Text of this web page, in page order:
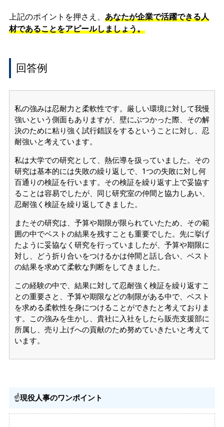
上記のポイントを押さえ、 あなたが企業で活躍できる人
材であることをアピールしましょう。
回答例
私の強みは忍耐力と柔軟性です。厳しい環境に対して我慢
強いという側面もありますが、壁にぶつかった際、その解
決のために粘り強く試行錯誤をするということに対し、忍
耐強いと考えています。
私は大学での研究として、熱伝導を扱っていました。その
研究は基本的には失敗の繰り返しで、1つの失敗に対し何
百通りの検証を行います。その検証を繰り返す上で妥協す
ることは容易でしたが、同じ研究室の仲間と協力しあい、
忍耐強く検証を繰り返してきました。
またその研究は、予算や期限が限られていたため、その範
囲の中でベストの結果を残すことも重要でした。先に挙げ
たように妥協なく研究を行っていましたが、予算や期限に
対し、どう折り合いをつけるかは仲間と話し合い、ベスト
の結果を求めて柔軟な判断をしてきました。
この経験の中で、結果に対して忍耐強く検証を繰り返すこ
との重要さと、予算や期限などの制限がある中で、ベスト
を求める柔軟性を身につけることができたと考えておりま
す。この強みを生かし、貴社に入社をしたら販売支援部に
所属し、売り上げへの貢献のため努めていきたいと考えて
います。
☝️現役人事のワンポイント